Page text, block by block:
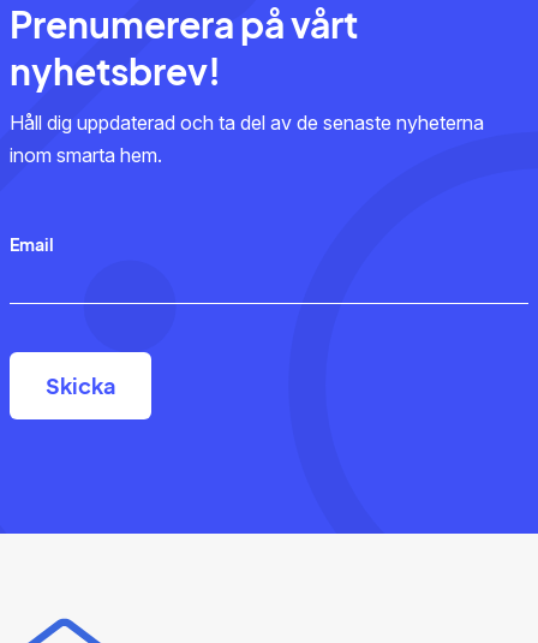
Prenumerera på vårt
nyhetsbrev!
Håll dig uppdaterad och ta del av de senaste nyheterna
inom smarta hem.
Email